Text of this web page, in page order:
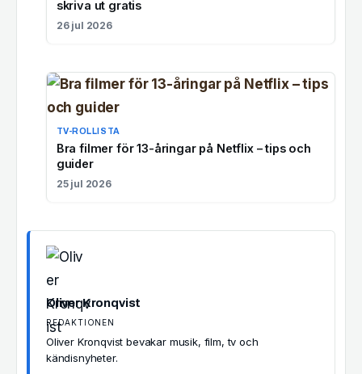
skriva ut gratis
26 jul 2026
TV-ROLLISTA
Bra filmer för 13-åringar på Netflix – tips och
guider
25 jul 2026
Oliver Kronqvist
REDAKTIONEN
Oliver Kronqvist bevakar musik, film, tv och
kändisnyheter.